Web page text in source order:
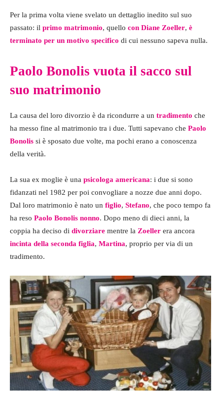
Per la prima volta viene svelato un dettaglio inedito sul suo
passato: il primo matrimonio, quello con Diane Zoeller, è
terminato per un motivo specifico di cui nessuno sapeva nulla.
Paolo Bonolis vuota il sacco sul
suo matrimonio
La causa del loro divorzio è da ricondurre a un tradimento che
ha messo fine al matrimonio tra i due. Tutti sapevano che Paolo
Bonolis si è sposato due volte, ma pochi erano a conoscenza
della verità.
La sua ex moglie è una psicologa americana: i due si sono
fidanzati nel 1982 per poi convogliare a nozze due anni dopo.
Dal loro matrimonio è nato un figlio, Stefano, che poco tempo fa
ha reso Paolo Bonolis nonno. Dopo meno di dieci anni, la
coppia ha deciso di divorziare mentre la Zoeller era ancora
incinta della seconda figlia, Martina, proprio per via di un
tradimento.